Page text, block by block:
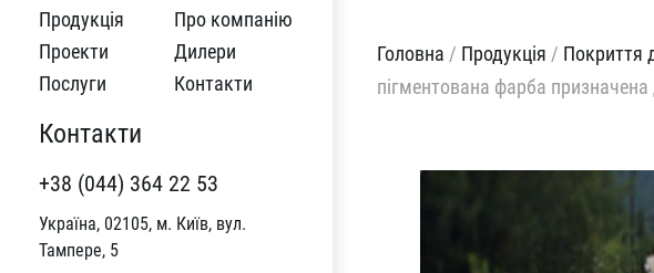
Продукція
Проекти
Послуги
Про компанію
Дилери
Контакти
Контакти
+38 (044) 364 22 53
Україна, 02105, м. Київ, вул.
Тампере, 5
Головна / Продукція / Покриття
пігментована фарба